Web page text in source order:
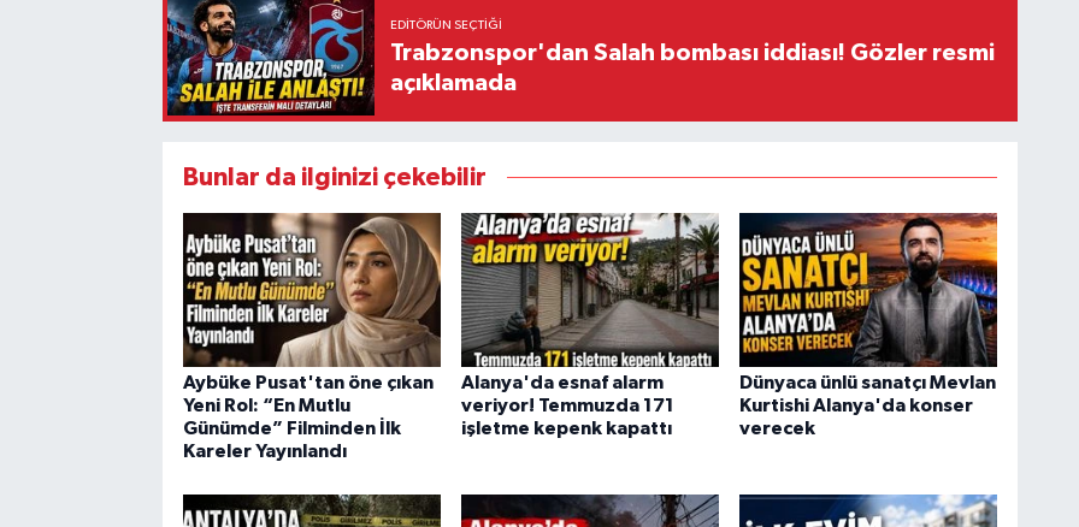
EDITÖRÜN SEÇTIĞI
Trabzonspor'dan Salah bombası iddiası! Gözler resmi
açıklamada
Bunlar da ilginizi çekebilir
Aybüke Pusat'tan öne çıkan
Yeni Rol: “En Mutlu
Günümde” Filminden İlk
Kareler Yayınlandı
Alanya'da esnaf alarm
veriyor! Temmuzda 171
işletme kepenk kapattı
Dünyaca ünlü sanatçı Mevlan
Kurtishi Alanya'da konser
verecek